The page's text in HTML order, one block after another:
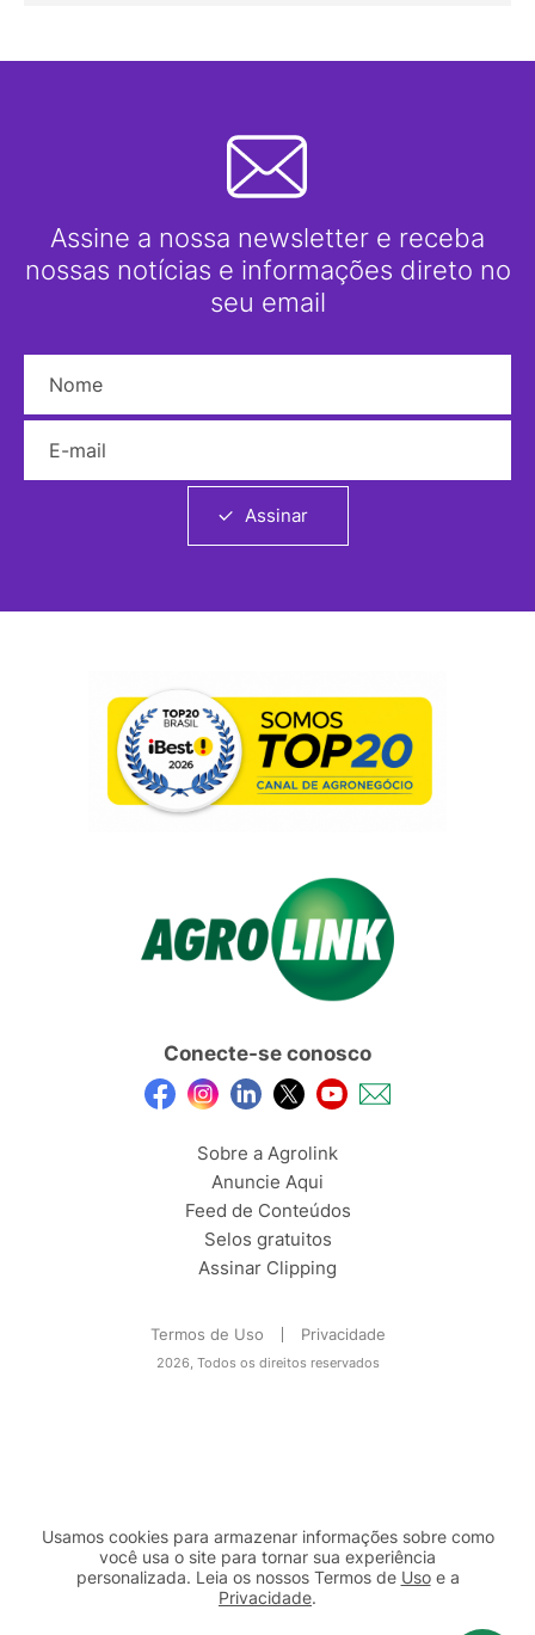
Assine a nossa newsletter e receba
nossas notícias e informações direto no
seu email
Assinar
Conecte-se conosco
Sobre a Agrolink
Anuncie Aqui
Feed de Conteúdos
Selos gratuitos
Assinar Clipping
Termos de Uso Privacidade
2026, Todos os direitos reservados
Usamos cookies para armazenar informações sobre como
você usa o site para tornar sua experiência
personalizada. Leia os nossos Termos de Usoe a
Privacidade.